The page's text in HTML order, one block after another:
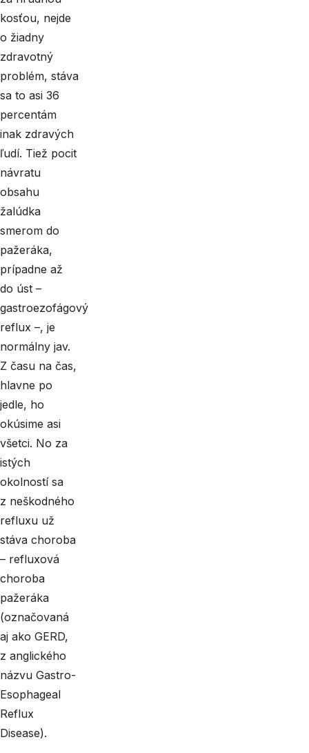
kosťou, nejde
o žiadny
zdravotný
problém, stáva
sa to asi 36
percentám
inak zdravých
ľudí. Tiež pocit
návratu
obsahu
žalúdka
smerom do
pažeráka,
prípadne až
do úst –
gastroezofágový
reflux –, je
normálny jav.
Z času na čas,
hlavne po
jedle, ho
okúsime asi
všetci. No za
istých
okolností sa
z neškodného
refluxu už
stáva choroba
– refluxová
choroba
pažeráka
(označovaná
aj ako GERD,
z anglického
názvu Gastro-
Esophageal
Reflux
Disease).